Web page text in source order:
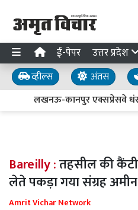
ई-पेपर उत्तर प्रदेश
व्हील्स अंतस
लखनऊ-कानपुर एक्सप्रेसवे
Bareilly :तहसील की
लेते पकड़ा गया संग्रह अमीन
Amrit Vichar Network